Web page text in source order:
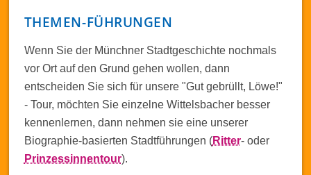
THEMEN-FÜHRUNGEN
Wenn Sie der Münchner Stadtgeschichte nochmals
vor Ort auf den Grund gehen wollen, dann
entscheiden Sie sich für unsere "Gut gebrüllt, Löwe!"
- Tour, möchten Sie einzelne Wittelsbacher besser
kennenlernen, dann nehmen sie eine unserer
Biographie-basierten Stadtführungen (Ritter- oder
Prinzessinnentour).